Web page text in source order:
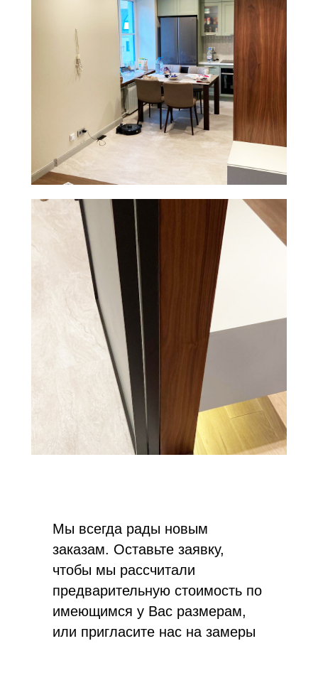
Мы всегда рады новым
заказам. Оставьте заявку,
чтобы мы рассчитали
предварительную стоимость по
имеющимся у Вас размерам,
или пригласите нас на замеры